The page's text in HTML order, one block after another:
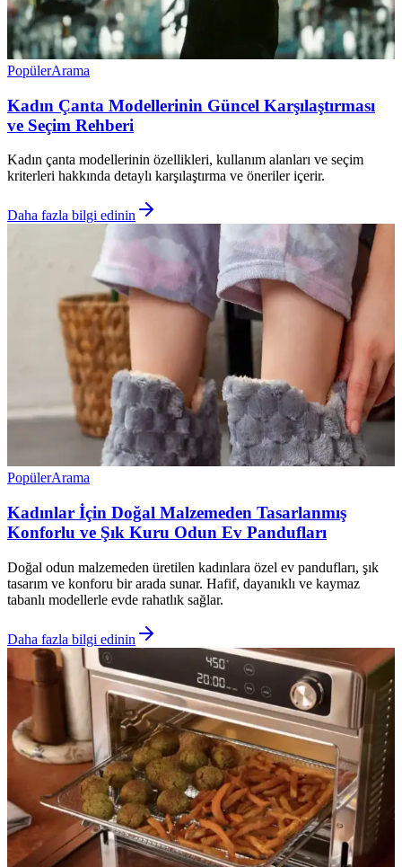
PopülerArama
Kadın Çanta Modellerinin Güncel Karşılaştırması
ve Seçim Rehberi
Kadın çanta modellerinin özellikleri, kullanım alanları ve seçim
kriterleri hakkında detaylı karşılaştırma ve öneriler içerir.
Daha fazla bilgi edinin
PopülerArama
Kadınlar İçin Doğal Malzemeden Tasarlanmış
Konforlu ve Şık Kuru Odun Ev Pandufları
Doğal odun malzemeden üretilen kadınlara özel ev pandufları, şık
tasarım ve konforu bir arada sunar. Hafif, dayanıklı ve kaymaz
tabanlı modellerle evde rahatlık sağlar.
Daha fazla bilgi edinin